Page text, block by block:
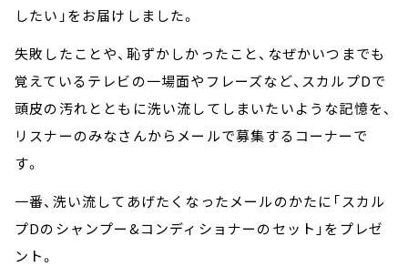
したい」をお届けしました。
失敗したことや、恥ずかしかったこと、なぜかいつまでも
覚えているテレビの一場面やフレーズなど、スカルプDで
頭皮の汚れとともに洗い流してしまいたいような記憶を、
リスナーのみなさんからメールで募集するコーナーで
す。
一番、洗い流してあげたくなったメールのかたに「スカル
プDのシャンプー&コンディショナーのセット」をプレゼ
ント。